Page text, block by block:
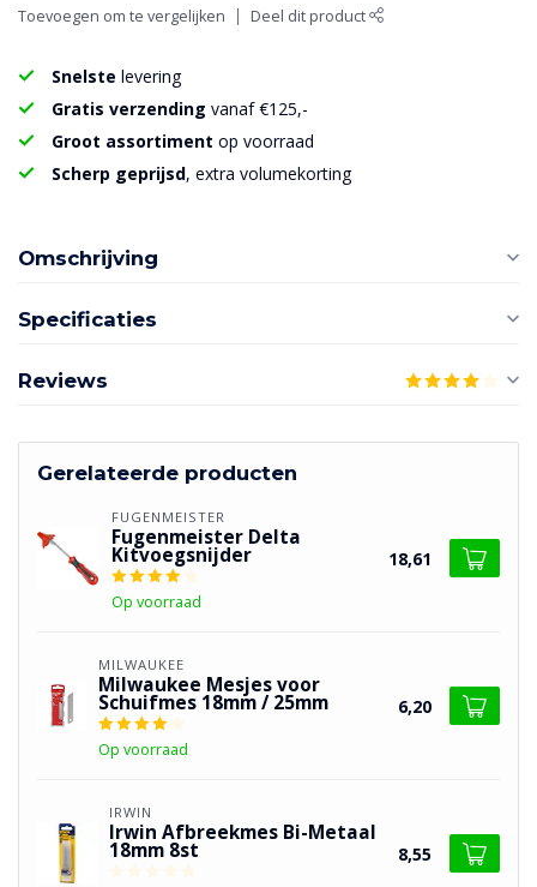
Toevoegen om te vergelijken Deel dit product
Snelste levering
Gratis verzending vanaf €125,-
Groot assortiment op voorraad
Scherp geprijsd, extra volumekorting
Omschrijving
Specificaties
Reviews
Gerelateerde producten
FUGENMEISTER
Fugenmeister Delta
Kitvoegsnijder
Op voorraad
18,61
MILWAUKEE
Milwaukee Mesjes voor
Schuifmes 18mm / 25mm
Op voorraad
6,20
IRWIN
Irwin Afbreekmes Bi-Metaal
18mm 8st 8,55